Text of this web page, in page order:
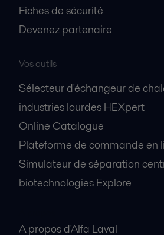
Fiches de sécurité
Devenez partenaire
Vos outils
Sélecteur d'échangeur de
industries lourdes HEXpert
Online Catalogue
Plateforme de commande en
Simulateur de séparation
biotechnologies Explore
A propos d'Alfa Laval